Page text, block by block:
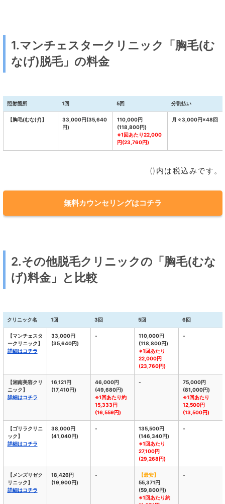
1.マンチェスタークリニック「胸毛(む
なげ)脱毛」の料金
照射箇所 1回 5回 分割払い
【胸毛(むなげ)】
33,000円(35,640
円)
110,000円
(118,800円)
※1回あたり22,000
円(23,760円)
月々3,000円×48回
()内は税込みです。
無料カウンセリングはコチラ
2.その他脱毛クリニックの「胸毛(むな
げ)料金」と比較
クリニック名 1回 3回 5回 6回
【マンチェスタ
ークリニック】
詳細はコチラ
33,000円
(35,640円)
-
110,000円
(118,800円)
※1回あたり
22,000円
(23,760円)
-
【湘南美容クリ
ニック】
詳細はコチラ
16,121円
(17,410円)
46,000円
(49,680円)
※1回あたり約
15,333円
(16,559円)
-
75,000円
(81,000円)
※1回あたり
12,500円
(13,500円)
【ゴリラクリニ
ック】
詳細はコチラ
38,000円
(41,040円)
-
135,500円
(146,340円)
※1回あたり
27,100円
(29,268円)
-
【メンズリゼク
リニック】
詳細はコチラ
18,426円
(19,900円)
-
【最安】
55,371円
(59,800円)
※1回あたり約
-